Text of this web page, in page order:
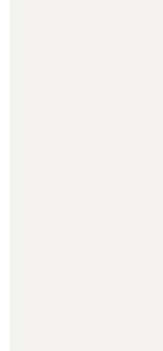
farklı teknikler
edilirken, kalem
Well Siyah
Doğal Kaş
Well Siyah Kaş
ve belirgin kaşlar
İBOVİA 3'ü 1
Kalem ve